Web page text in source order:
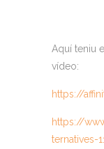
Aquí teniu
vídeo:
https://
https://
ternatives-